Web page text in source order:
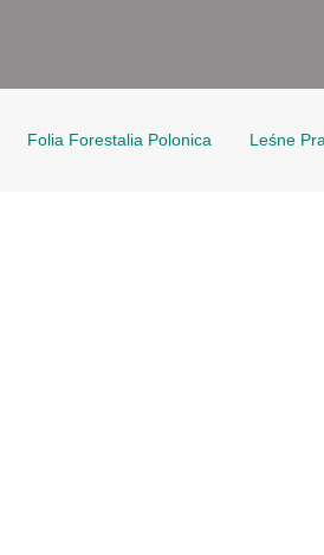
Folia Forestalia Polonica Leśne